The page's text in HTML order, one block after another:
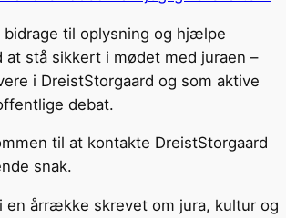
til oplysning og hjælpe
at stå sikkert i mødet med juraen –
i DreistStorgaard og som aktive
debat.
til at kontakte DreistStorgaard
snak.
en årrække skrevet om jura, kultur og